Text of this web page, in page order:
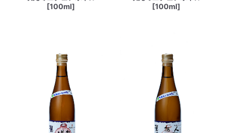
[100ml]
[100ml]